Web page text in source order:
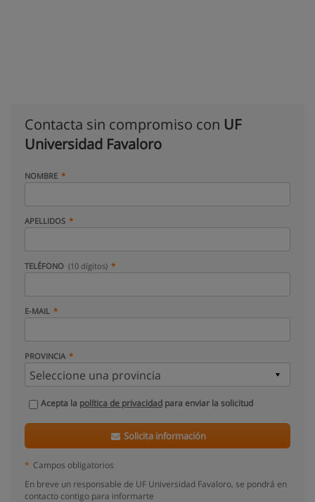
Contacta sin compromiso con UF
Universidad Favaloro
NOMBRE
APELLIDOS
TELÉFONO (10 dígitos)
E-MAIL
PROVINCIA
Acepta la política de privacidad para enviar la solicitud
Solicita información
* Campos obligatorios
En breve un responsable de UF Universidad Favaloro, se pondrá en
contacto contigo para informarte